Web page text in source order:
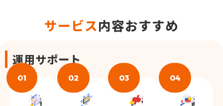
サービス内容おすすめ
運用サポート
01 02 03 04